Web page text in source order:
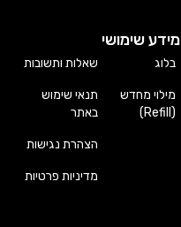
מידע שימושי
בלוג
מילוי מחדש
(Refill)
שאלות ותשובות
תנאי שימוש
באתר
הצהרת נגישות
מדיניות פרטיות